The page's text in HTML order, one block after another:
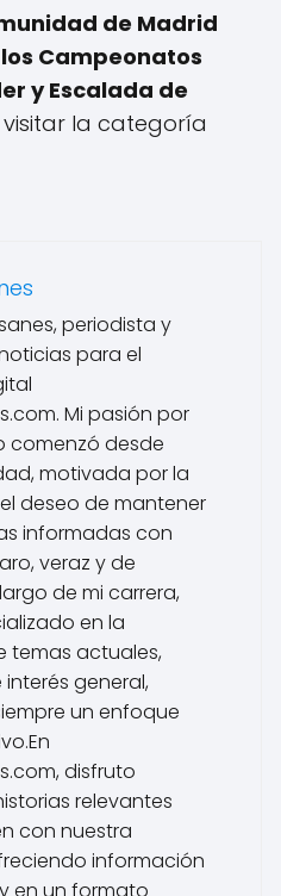
de Madrid
Campeonatos
y Escalada de
la categoría
periodista y
para el
Mi pasión por
comenzó desde
motivada por la
deseo de mantener
informadas con
veraz y de
de mi carrera,
en la
temas actuales,
general,
un enfoque
disfruto
relevantes
con nuestra
información